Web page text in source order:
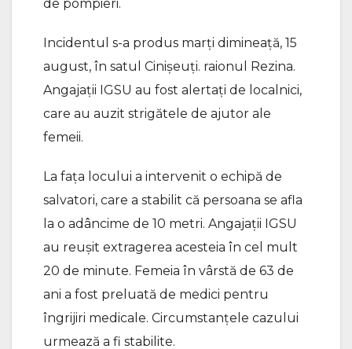
de pompieri.
Incidentul s-a produs marți dimineață, 15
august, în satul Cinișeuți. raionul Rezina.
Angajații IGSU au fost alertați de localnici,
care au auzit strigătele de ajutor ale
femeii.
La fața locului a intervenit o echipă de
salvatori, care a stabilit că persoana se afla
la o adâncime de 10 metri. Angajații IGSU
au reușit extragerea acesteia în cel mult
20 de minute. Femeia în vârstă de 63 de
ani a fost preluată de medici pentru
îngrijiri medicale. Circumstanțele cazului
urmează a fi stabilite.